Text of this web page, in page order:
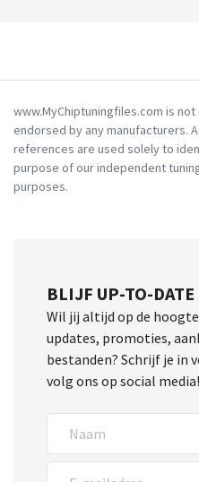
www.MyChiptuningfiles.com is
endorsed by any manufacturers.
references are used solely to
purpose of our independent
purposes.
BLIJF UP-TO-DATE
Wil jij altijd op de
updates, promoties,
bestanden? Schrijf je in
volg ons op social media!